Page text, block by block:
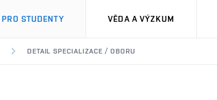
PRO STUDENTY VĚDA A VÝZKUM
DETAIL SPECIALIZACE / OBORU